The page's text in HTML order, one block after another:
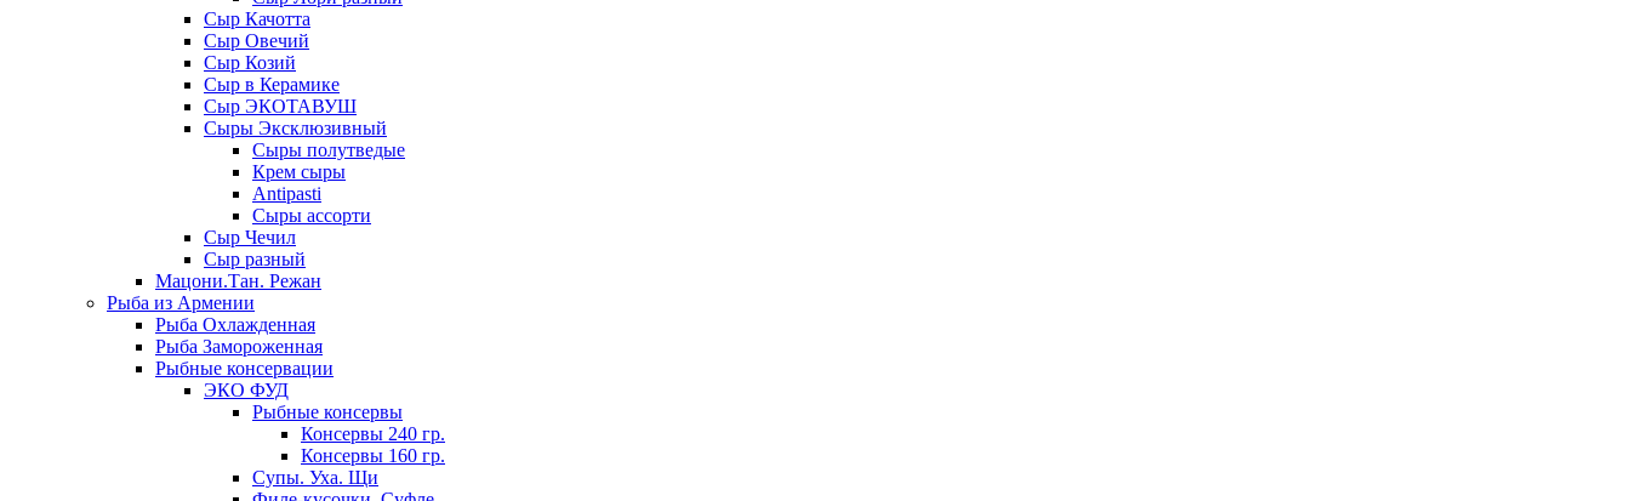
Сыр Качотта
Сыр Овечий
Сыр Козий
Сыр в Керамике
Сыр ЭКОТАВУШ
Сыры Эксклюзивный
Сыры полутведые
Крем сыры
Antipasti
Сыры ассорти
Сыр Чечил
Сыр разный
Мацони.Тан. Режан
Рыба из Армении
Рыба Охлажденная
Рыба Замороженная
Рыбные консервации
ЭКО ФУД
Рыбные консервы
Консервы 240 гр.
Консервы 160 гр.
Супы. Уха. Щи